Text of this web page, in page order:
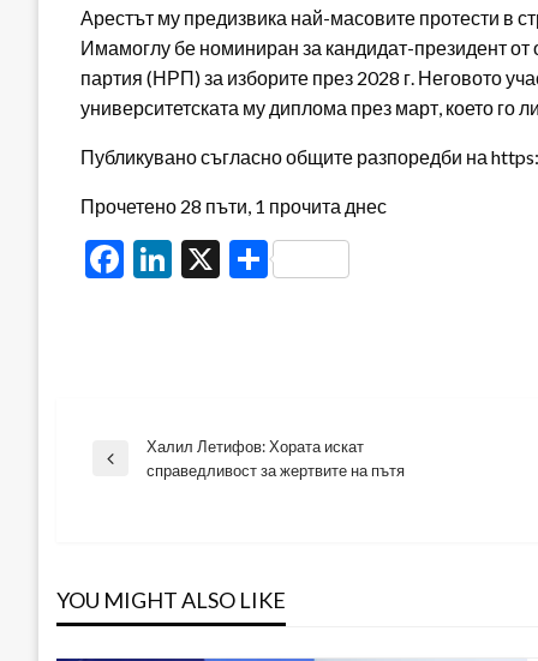
Арестът му предизвика най-масовите протести в
Имамоглу бе номиниран за кандидат-президент
партия (НРП) за изборите през 2028 г. Неговото
университетската му диплома през март, което го
Публикувано съгласно общите разпоредби на
Прочетено 28 пъти, 1 прочита днес
Facebook
LinkedIn
X Share
Навигация
Previous
Халил Летифов: Хората искат
справедливост за жертвите на пътя
YOU MIGHT ALSO LIKE